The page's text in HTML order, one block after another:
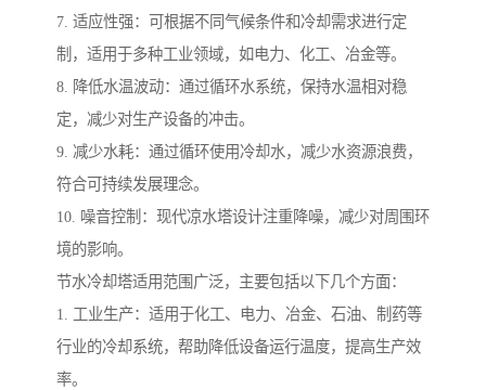
7. 适应性强：可根据不同气候条件和冷却需求进行定
制，适用于多种工业领域，如电力、化工、冶金等。
8. 降低水温波动：通过循环水系统，保持水温相对稳
定，减少对生产设备的冲击。
9. 减少水耗：通过循环使用冷却水，减少水资源浪费，
符合可持续发展理念。
10. 噪音控制：现代凉水塔设计注重降噪，减少对周围环
境的影响。
节水冷却塔适用范围广泛，主要包括以下几个方面：
1. 工业生产：适用于化工、电力、冶金、石油、制药等
行业的冷却系统，帮助降低设备运行温度，提高生产效
率。